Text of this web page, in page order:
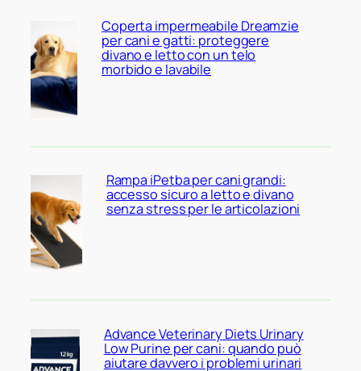
Coperta impermeabile Dreamzie
per cani e gatti: proteggere
divano e letto con un telo
morbido e lavabile
Rampa iPetba per cani grandi:
accesso sicuro a letto e divano
senza stress per le articolazioni
Advance Veterinary Diets Urinary
Low Purine per cani: quando può
aiutare davvero i problemi urinari